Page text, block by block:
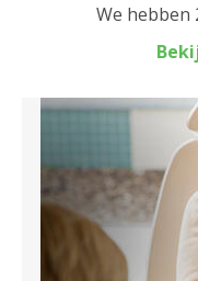
2100 Deurne
2140
2170 Merksem
2180 Ekeren
2600
2610 Wilrijk
We hebben